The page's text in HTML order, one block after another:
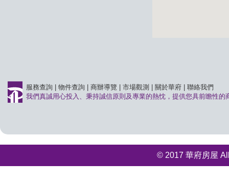
服務查詢 物件查詢 商辦導覽 市場觀測 關於華府
聯絡我們
我們真誠用心投入、秉持誠信原則及專業的熱忱，提供您具前瞻性的
© 2017 華府房屋